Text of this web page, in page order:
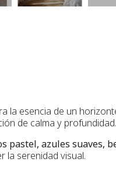
la esencia de un
de calma y profundidad.
pastel, azules suaves,
la serenidad visual.